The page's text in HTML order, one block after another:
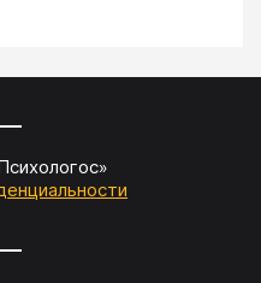
»